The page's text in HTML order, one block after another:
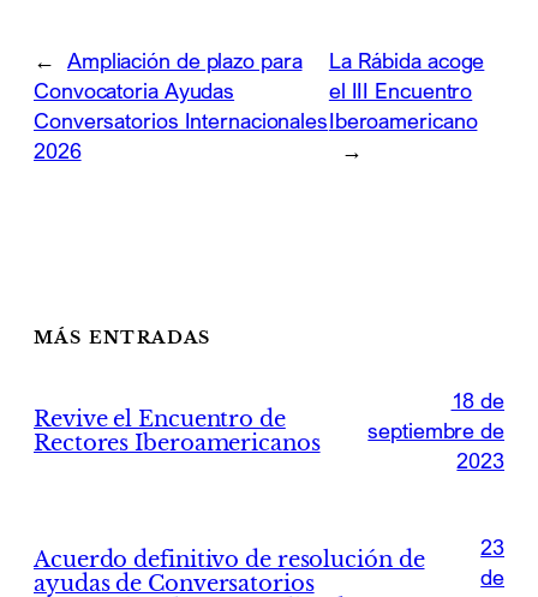
← Ampliación de plazo para
Convocatoria Ayudas
Conversatorios Internacionales
2026
La Rábida acoge
el III Encuentro
Iberoamericano
→
MÁS ENTRADAS
Revive el Encuentro de
Rectores Iberoamericanos
18 de
septiembre de
2023
Acuerdo definitivo de resolución de
ayudas de Conversatorios
23
de